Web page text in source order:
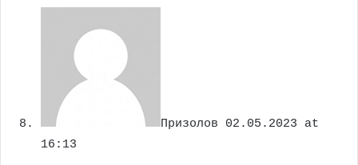
Призолов 02.05.2023 at
16:13